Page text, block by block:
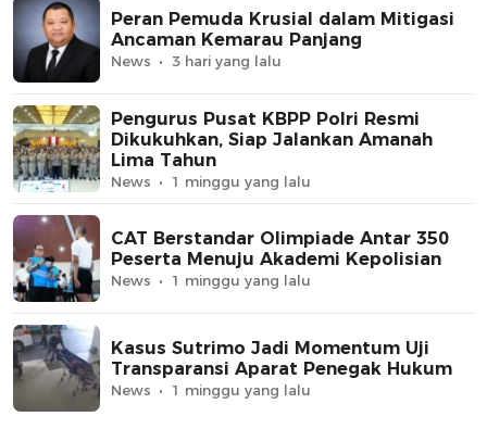
Peran Pemuda Krusial dalam Mitigasi
Ancaman Kemarau Panjang
News 3 hari yang lalu
Pengurus Pusat KBPP Polri Resmi
Dikukuhkan, Siap Jalankan Amanah
Lima Tahun
News 1 minggu yang lalu
CAT Berstandar Olimpiade Antar 350
Peserta Menuju Akademi Kepolisian
News 1 minggu yang lalu
Kasus Sutrimo Jadi Momentum Uji
Transparansi Aparat Penegak Hukum
News 1 minggu yang lalu